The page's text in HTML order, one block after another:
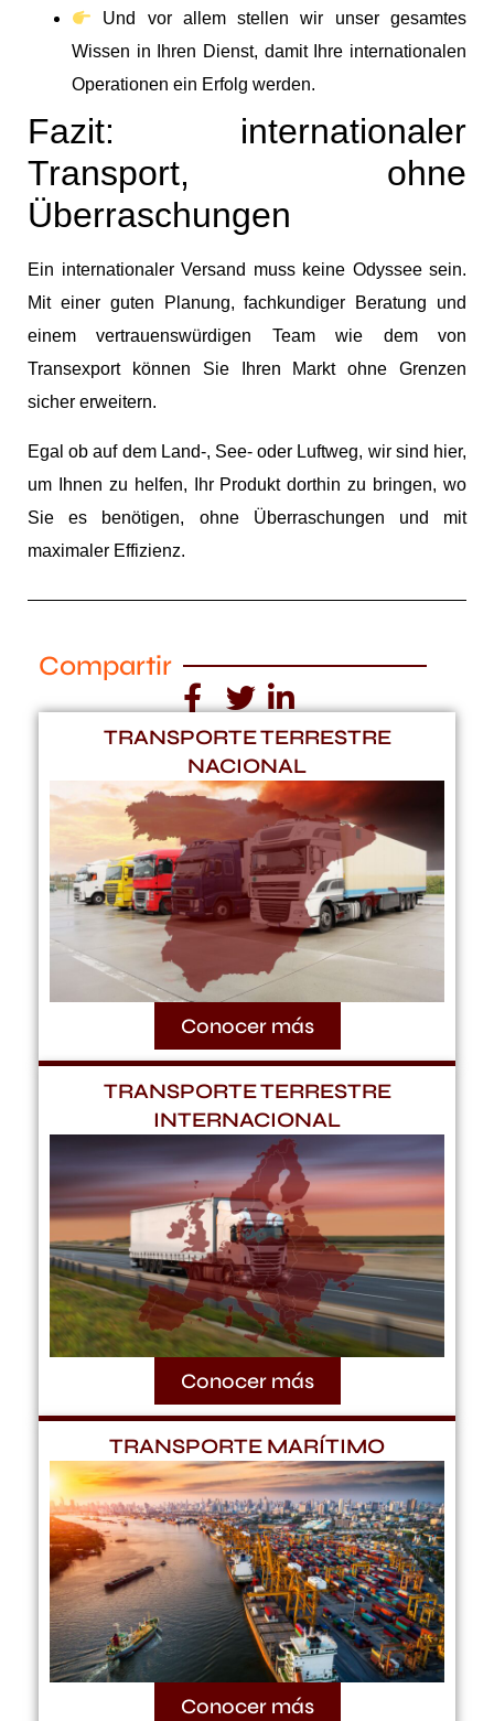
Und vor allem stellen wir unser gesamtes
Wissen in Ihren Dienst, damit Ihre internationalen
Operationen ein Erfolg werden.
Fazit: internationaler
Transport, ohne
Überraschungen
Ein internationaler Versand muss keine Odyssee sein.
Mit einer guten Planung, fachkundiger Beratung und
einem vertrauenswürdigen Team wie dem von
Transexport können Sie Ihren Markt ohne Grenzen
sicher erweitern.
Egal ob auf dem Land-, See- oder Luftweg, wir sind hier,
um Ihnen zu helfen, Ihr Produkt dorthin zu bringen, wo
Sie es benötigen, ohne Überraschungen und mit
maximaler Effizienz.
Compartir
TRANSPORTE TERRESTRE
NACIONAL
Conocer más
TRANSPORTE TERRESTRE
INTERNACIONAL
Conocer más
TRANSPORTE MARÍTIMO
Conocer más